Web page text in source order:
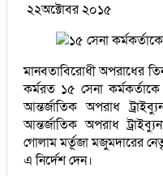
২২অক্টোবর ২০১৫
মানবতাবিরোধী অপরাধের
কর্মরত ১৫ সেনা কর্মকর্তাকে
আন্তর্জাতিক অপরাধ
আন্তর্জাতিক অপরাধ
গোলাম মর্তূজা মজুমদারের
এ নির্দেশ দেন।